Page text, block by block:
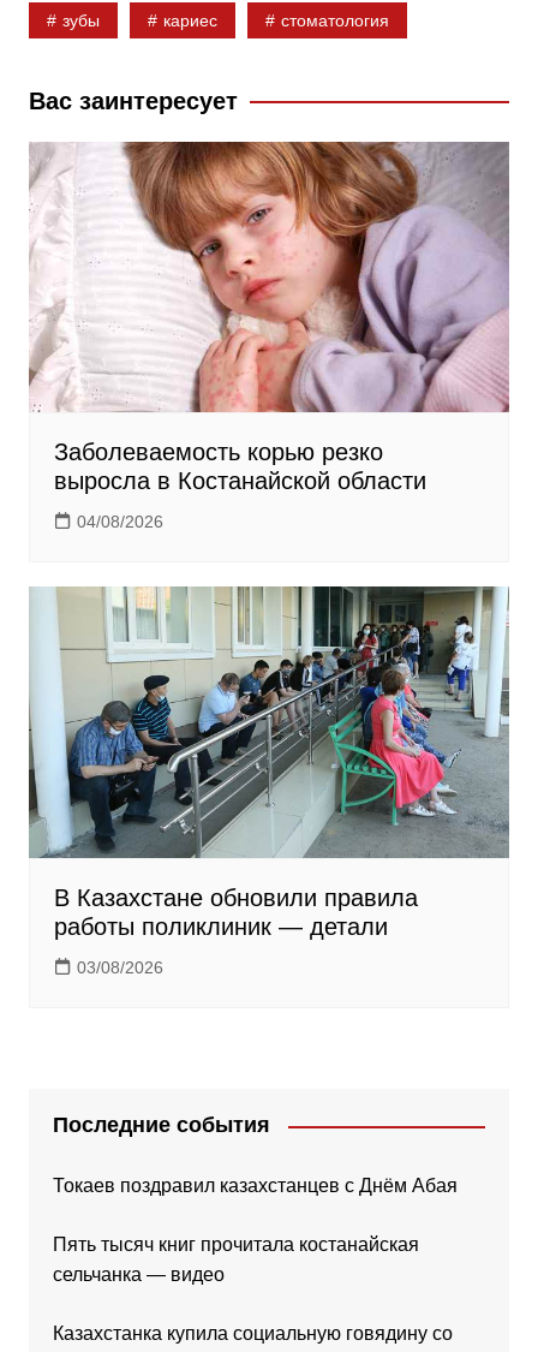
o
k
s
i
m
зубы кариес стоматология
Вас заинтересует
Заболеваемость корью резко
выросла в Костанайской области
04/08/2026
В Казахстане обновили правила
работы поликлиник — детали
03/08/2026
Последние события
Токаев поздравил казахстанцев с Днём Абая
Пять тысяч книг прочитала костанайская
сельчанка — видео
Казахстанка купила социальную говядину со